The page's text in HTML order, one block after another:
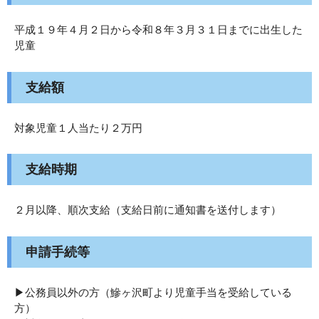
平成１９年４月２日から令和８年３月３１日までに出生した
児童
支給額
対象児童１人当たり２万円
支給時期
２月以降、順次支給（支給日前に通知書を送付します）
申請手続等
▶公務員以外の方（鰺ヶ沢町より児童手当を受給している
方）